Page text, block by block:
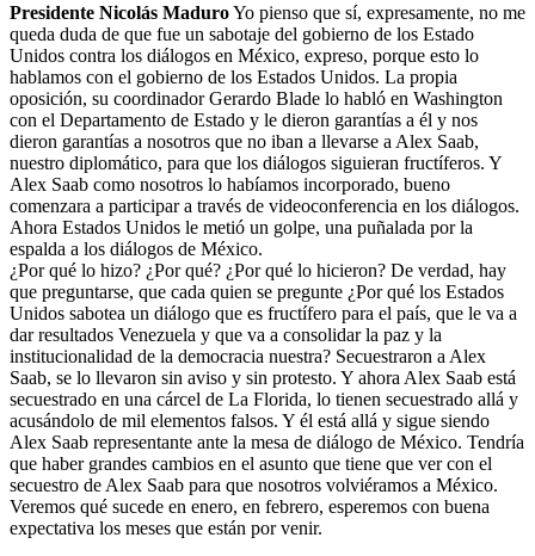
Presidente Nicolás MaduroYo pienso que sí, expresamente, no me
queda duda de que fue un sabotaje del gobierno de los Estado
Unidos contra los diálogos en México, expreso, porque esto lo
hablamos con el gobierno de los Estados Unidos. La propia
oposición, su coordinador Gerardo Blade lo habló en Washington
con el Departamento de Estado y le dieron garantías a él y nos
dieron garantías a nosotros que no iban a llevarse a Alex Saab,
nuestro diplomático, para que los diálogos siguieran fructíferos. Y
Alex Saab como nosotros lo habíamos incorporado, bueno
comenzara a participar a través de videoconferencia en los diálogos.
Ahora Estados Unidos le metió un golpe, una puñalada por la
espalda a los diálogos de México.
¿Por qué lo hizo? ¿Por qué? ¿Por qué lo hicieron? De verdad, hay
que preguntarse, que cada quien se pregunte ¿Por qué los Estados
Unidos sabotea un diálogo que es fructífero para el país, que le va a
dar resultados Venezuela y que va a consolidar la paz y la
institucionalidad de la democracia nuestra? Secuestraron a Alex
Saab, se lo llevaron sin aviso y sin protesto. Y ahora Alex Saab está
secuestrado en una cárcel de La Florida, lo tienen secuestrado allá y
acusándolo de mil elementos falsos. Y él está allá y sigue siendo
Alex Saab representante ante la mesa de diálogo de México. Tendría
que haber grandes cambios en el asunto que tiene que ver con el
secuestro de Alex Saab para que nosotros volviéramos a México.
Veremos qué sucede en enero, en febrero, esperemos con buena
expectativa los meses que están por venir.